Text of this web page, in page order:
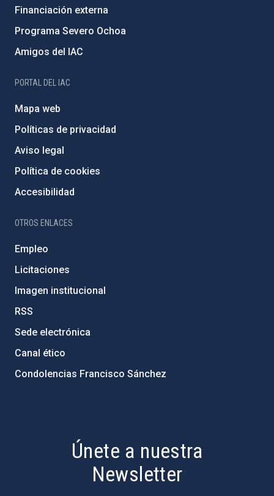
Financiación externa
Programa Severo Ochoa
Amigos del IAC
PORTAL DEL IAC
Mapa web
Políticas de privacidad
Aviso legal
Política de cookies
Accesibilidad
OTROS ENLACES
Empleo
Licitaciones
Imagen institucional
RSS
Sede electrónica
Canal ético
Condolencias Francisco Sánchez
Únete a nuestra
Newsletter